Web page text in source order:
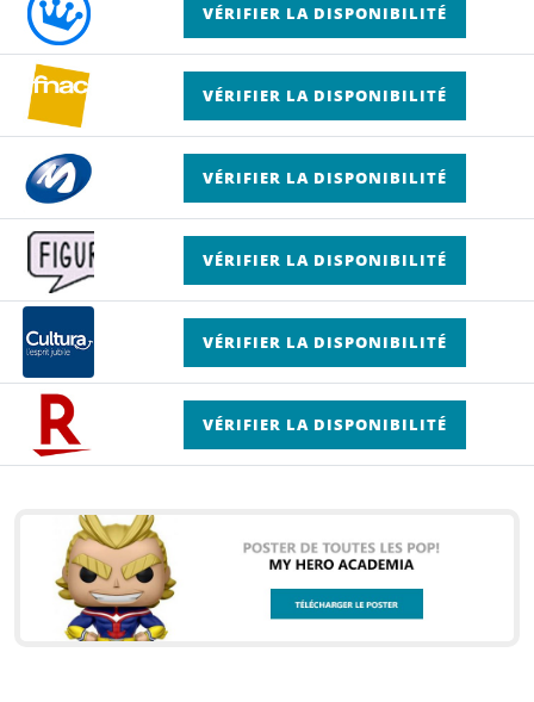
VÉRIFIER LA DISPONIBILITÉ
VÉRIFIER LA DISPONIBILITÉ
VÉRIFIER LA DISPONIBILITÉ
VÉRIFIER LA DISPONIBILITÉ
VÉRIFIER LA DISPONIBILITÉ
VÉRIFIER LA DISPONIBILITÉ